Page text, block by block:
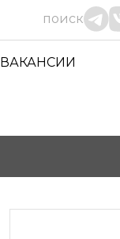
поиск
ВАКАНСИИ